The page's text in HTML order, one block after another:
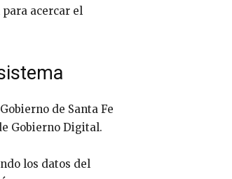
acercar el
de Santa Fe
Gobierno Digital.
los datos del